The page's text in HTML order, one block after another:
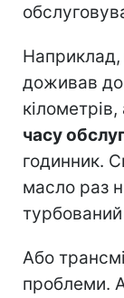
Наприклад,
доживав до
часу
годинник.
масло раз
Або
проблеми.